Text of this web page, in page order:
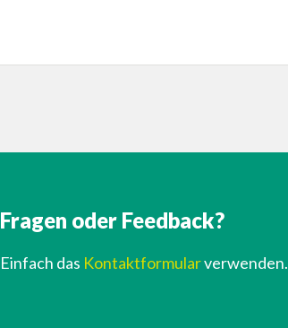
Fragen oder Feedback?
Einfach das Kontaktformularverwenden.